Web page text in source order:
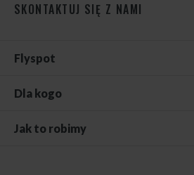
SKONTAKTUJ SIĘ Z NAMI
Flyspot
Dla kogo
Jak to robimy